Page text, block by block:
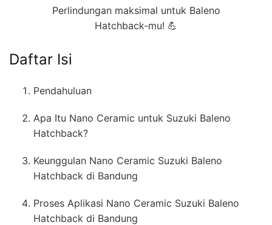
Perlindungan maksimal untuk Baleno
Hatchback-mu! 💪
Daftar Isi
Pendahuluan
Apa Itu Nano Ceramic untuk Suzuki Baleno
Hatchback?
Keunggulan Nano Ceramic Suzuki Baleno
Hatchback di Bandung
Proses Aplikasi Nano Ceramic Suzuki Baleno
Hatchback di Bandung